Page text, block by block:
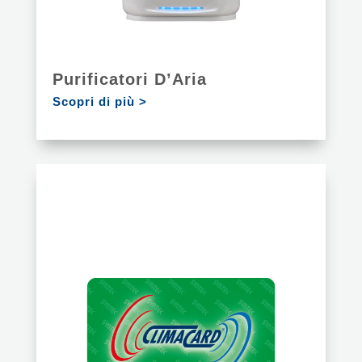
Purificatori D’Aria
Scopri di più >